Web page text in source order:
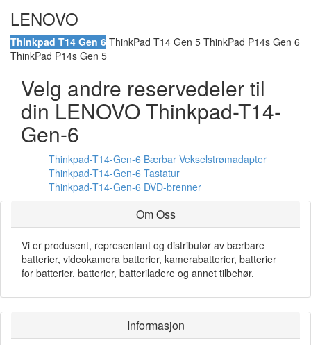
LENOVO
Thinkpad T14 Gen 6 ThinkPad T14 Gen 5 ThinkPad P14s Gen 6
ThinkPad P14s Gen 5
Velg andre reservedeler til
din LENOVO Thinkpad-T14-
Gen-6
Thinkpad-T14-Gen-6 Bærbar Vekselstrømadapter
Thinkpad-T14-Gen-6 Tastatur
Thinkpad-T14-Gen-6 DVD-brenner
Om Oss
Vi er produsent, representant og distributør av bærbare
batterier, videokamera batterier, kamerabatterier, batterier
for batterier, batterier, batteriladere og annet tilbehør.
Informasjon